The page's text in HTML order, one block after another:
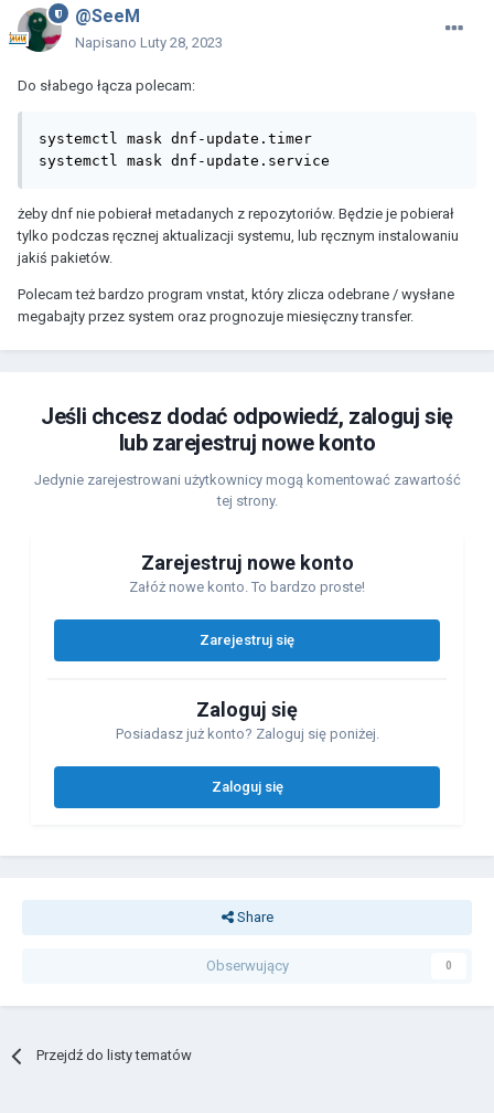
@SeeM
Napisano Luty 28, 2023
Do słabego łącza polecam:
systemctl mask dnf-update.timer
systemctl mask dnf-update.service
żeby dnf nie pobierał metadanych z repozytoriów. Będzie je pobierał
tylko podczas ręcznej aktualizacji systemu, lub ręcznym instalowaniu
jakiś pakietów.
Polecam też bardzo program vnstat, który zlicza odebrane / wysłane
megabajty przez system oraz prognozuje miesięczny transfer.
Jeśli chcesz dodać odpowiedź, zaloguj się
lub zarejestruj nowe konto
Jedynie zarejestrowani użytkownicy mogą komentować zawartość
tej strony.
Zarejestruj nowe konto
Załóż nowe konto. To bardzo proste!
Zarejestruj się
Zaloguj się
Posiadasz już konto? Zaloguj się poniżej.
Zaloguj się
Share
Obserwujący 0
Przejdź do listy tematów